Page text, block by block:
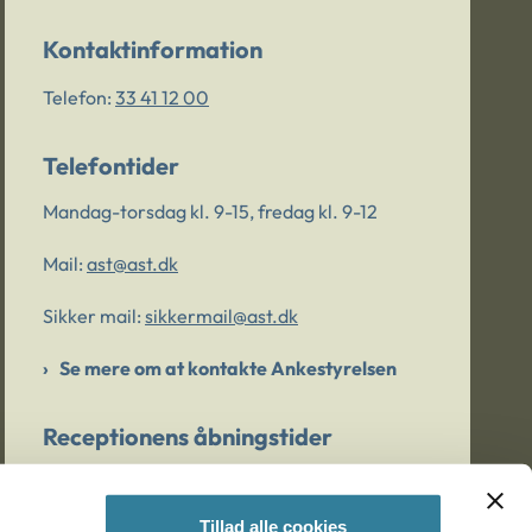
Tillad alle cookies
Kontaktinformation
Telefon: 33 41 12 00
Telefontider
Mandag-torsdag kl. 9-15, fredag kl. 9-12
Mail: ast@ast.dk
Sikker mail: sikkermail@ast.dk
Se mere om at kontakte Ankestyrelsen
Receptionens åbningstider